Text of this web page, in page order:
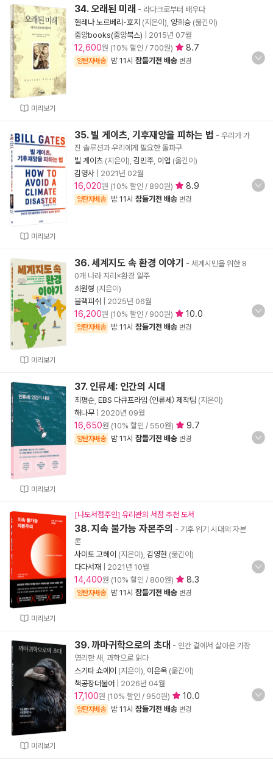
미리보기
34. 오래된 미래 - 라다크로부터 배우다
헬레나 노르베리-호지 (지은이), 양희승 (옮긴이)
중앙books(중앙북스)
2015년 07월
12,600원 (10% 할인 / 700원) 8.7
양탄자배송 밤 11시 잠들기전 배송 변경
미리보기
35. 빌 게이츠, 기후재앙을 피하는 법 - 우리가 가
진 솔루션과 우리에게 필요한 돌파구
빌 게이츠 (지은이), 김민주 이엽 (옮긴이)
김영사
2021년 02월
16,020원 (10% 할인 / 890원) 8.9
양탄자배송 밤 11시 잠들기전 배송 변경
미리보기
36. 세계지도 속 환경 이야기
- 세계시민을 위한 8
0개 나라 지리×환경 일주
최원형 (지은이)
블랙피쉬
2025년 06월
16,200원 (10% 할인 / 900원) 10.0
양탄자배송 밤 11시 잠들기전 배송 변경
미리보기
37. 인류세: 인간의 시대
최평순 EBS 다큐프라임 〈인류세〉 제작팀 (지은이)
해나무
2020년 09월
16,650원 (10% 할인 / 550원) 9.7
양탄자배송 밤 11시 잠들기전 배송 변경
미리보기
[나도서점주인] 유리관의 서점 추천 도서
38. 지속 불가능 자본주의 - 기후 위기 시대의 자본
론
사이토 고헤이 (지은이), 김영현 (옮긴이)
다다서재
2021년 10월
14,400원 (10% 할인 / 800원) 8.3
양탄자배송 밤 11시 잠들기전 배송 변경
미리보기
39. 까마귀학으로의 초대 - 인간 곁에서 살아온 가장
영리한 새, 과학으로 읽다
스기타 쇼에이 (지은이), 이은옥 (옮긴이)
책공장더불어
2026년 04월
17,100원 (10% 할인 / 950원) 10.0
양탄자배송 밤 11시 잠들기전 배송 변경